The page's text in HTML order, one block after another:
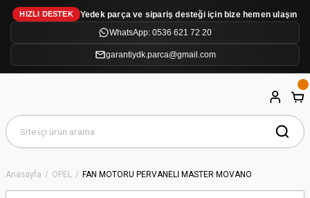
HIZLI DESTEK
Yedek parça ve sipariş desteği için bize hemen ulaşın
WhatsApp: 0536 621 72 20
garantiydk.parca@gmail.com
Anasayfa OPEL FAN MOTORU PERVANELİ MASTER MOVANO